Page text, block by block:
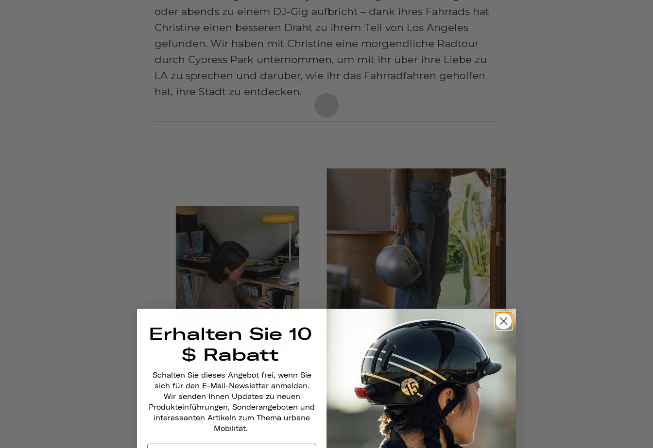
oder abends zu einem DJ-Gig aufbricht – dank ihres Fahrrads hat
Christine einen besseren Draht zu ihrem Teil von Los Angeles
gefunden. Wir haben mit Christine eine morgendliche Radtour
durch Cypress Park unternommen, um mit ihr über ihre Liebe zu
LA zu sprechen und darüber, wie ihr das Fahrradfahren geholfen
hat, ihre Stadt zu entdecken.
Christine trägt unseren Heritage Collection in So Silver.Shoppe ihren Look.
Erhalten Sie 10
$ Rabatt
Schalten Sie dieses Angebot frei, wenn Sie
sich für den E-Mail-Newsletter anmelden.
Wir senden Ihnen Updates zu neuen
Produkteinführungen, Sonderangeboten und
interessanten Artikeln zum Thema urbane
Mobilität.